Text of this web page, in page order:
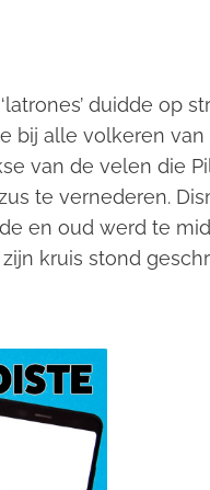
duidde op
bij alle volkeren
van de velen die
te vernederen.
en oud werd te
kruis stond